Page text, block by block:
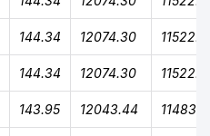
144.34 12074.30
144.34 12074.30
143.95 12043.44